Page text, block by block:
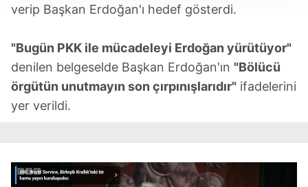
takdirde, kullanıcılara hedefli reklamlar
Sizlere daha iyi bir hizmet sunabilmek için İnternet
Sitemizde kendimize ve üçüncü kişilere ait çerezler
kullanılmaktadır. Bu çerezler vasıtasıyla çeşitli kişisel
verileriniz işlenmekte olup gerekli olan çerezler bilgi
kılınması ve kişiselleştirilmesi ve sizlere yönelik
reklam/pazarlama faaliyetlerinin yapılması, amaçlarıyla
verip Başkan Erdoğan'ı hedef gösterdi.
"Bugün PKK ile mücadeleyi Erdoğan yürütüyor"
denilen belgeselde Başkan Erdoğan'ın "Bölücü
örgütün unutmayın son çırpınışlarıdır" ifadelerini
yer verildi.